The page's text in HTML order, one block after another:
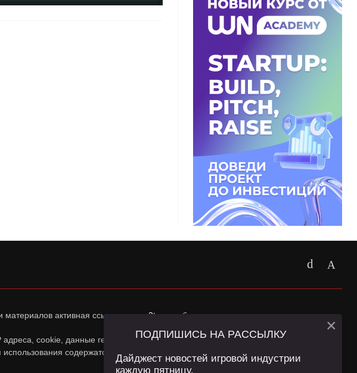
материалов активная ссылка наapp2top.ruобязательна.
адреса, cookie, данные геолокации Пользователей сайта и сервис «Яндекс
содержатся в
Политике конфиденциальностии
ПОДПИШИСЬ НА РАССЫЛКУ
Дайджест новостей игровой индустрии
каждую пятницу.
×